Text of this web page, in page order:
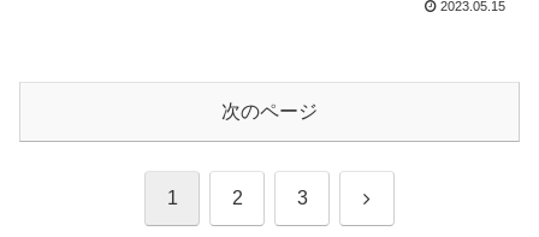
2023.05.15
次のページ
1 2 3 次